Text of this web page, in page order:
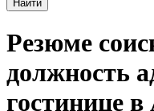
Найти
Резюме
должность
гостинице в